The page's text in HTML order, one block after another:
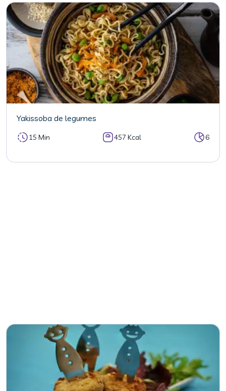
Yakissoba de legumes
15 Min 457 Kcal 6